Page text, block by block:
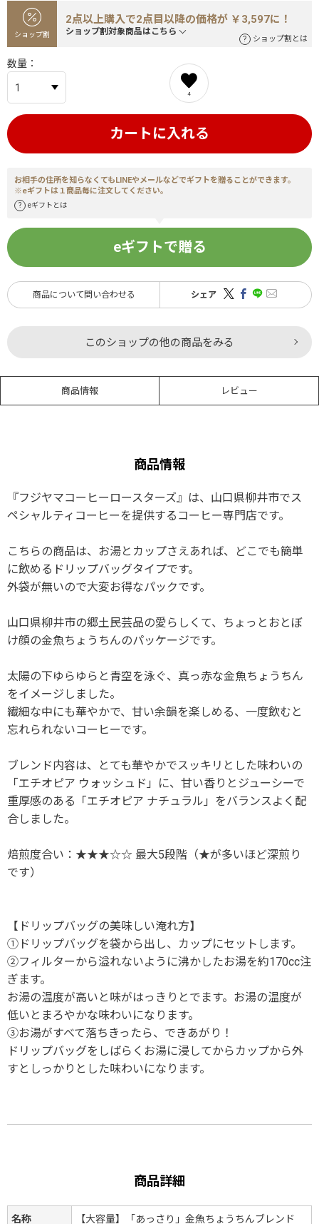
ショップ割
2点以上購入で2点目以降の価格が ￥3,597に！
ショップ割対象商品はこちら
ショップ割とは
数量
4
カートに入れる
お相手の住所を知らなくてもLINEやメールなどでギフトを贈ることができます。
※eギフトは１商品毎に注文してください。
eギフトとは
eギフトで贈る
商品について問い合わせる シェア
このショップの他の商品をみる
商品情報 レビュー
商品情報
『フジヤマコーヒーロースターズ』は、山口県柳井市でス
ペシャルティコーヒーを提供するコーヒー専門店です。
こちらの商品は、お湯とカップさえあれば、どこでも簡単
に飲めるドリップバッグタイプです。
外袋が無いので大変お得なパックです。
山口県柳井市の郷土民芸品の愛らしくて、ちょっとおとぼ
け顔の金魚ちょうちんのパッケージです。
太陽の下ゆらゆらと青空を泳ぐ、真っ赤な金魚ちょうちん
をイメージしました。
繊細な中にも華やかで、甘い余韻を楽しめる、一度飲むと
忘れられないコーヒーです。
ブレンド内容は、とても華やかでスッキリとした味わいの
「エチオピア ウォッシュド」に、甘い香りとジューシーで
重厚感のある「エチオピア ナチュラル」をバランスよく配
合しました。
焙煎度合い：★★★☆☆ 最大5段階（★が多いほど深煎り
です）
【ドリップバッグの美味しい淹れ方】
①ドリップバッグを袋から出し、カップにセットします。
②フィルターから溢れないように沸かしたお湯を約170cc注
ぎます。
お湯の温度が高いと味がはっきりとでます。お湯の温度が
低いとまろやかな味わいになります。
③お湯がすべて落ちきったら、できあがり！
ドリップバッグをしばらくお湯に浸してからカップから外
すとしっかりとした味わいになります。
商品詳細
名称 【大容量】「あっさり」金魚ちょうちんブレンド